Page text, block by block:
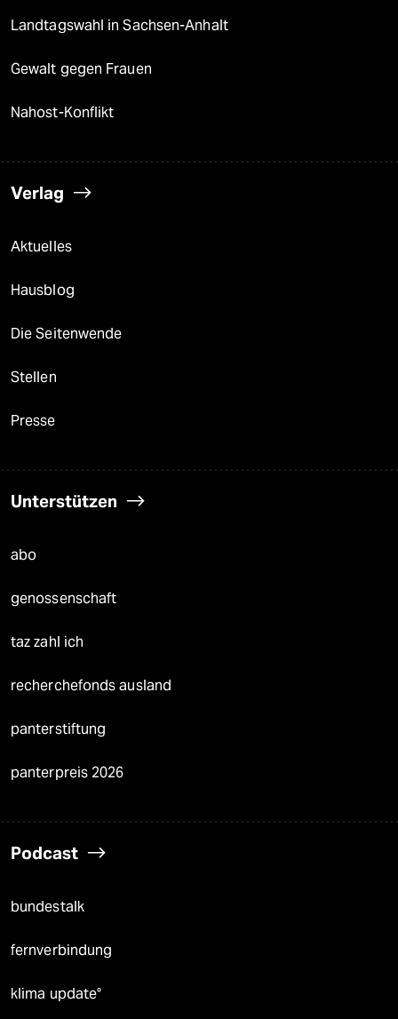
Landtagswahl in Sachsen-Anhalt
Gewalt gegen Frauen
Nahost-Konflikt
Verlag
Aktuelles
Hausblog
Die Seitenwende
Stellen
Presse
Unterstützen
abo
genossenschaft
taz zahl ich
recherchefonds ausland
panterstiftung
panterpreis 2026
Podcast
bundestalk
fernverbindung
klima update°